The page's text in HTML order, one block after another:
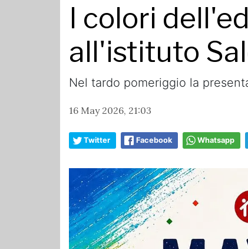
I colori
all'istituto
Nel tardo pomeriggio la
16 May 2026, 21:03
Twitter Facebook Whatsapp